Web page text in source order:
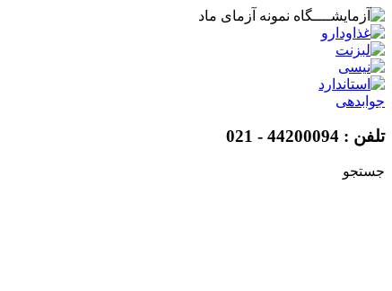
پرش
به
محتوا
جوابدهی
تلفن : 44200094 - 021
جستجو